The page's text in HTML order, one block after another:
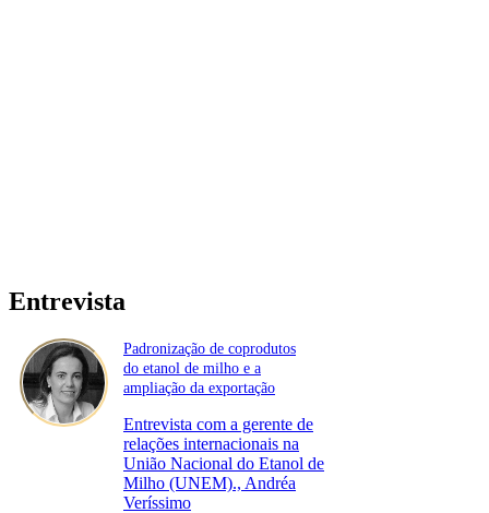
Entrevista
Padronização de coprodutos
do etanol de milho e a
ampliação da exportação
Entrevista com a gerente de
relações internacionais na
União Nacional do Etanol de
Milho (UNEM)., Andréa
Veríssimo